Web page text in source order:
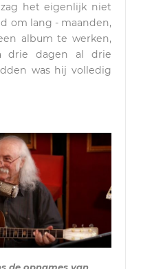
het eigenlijk niet
om lang - maanden,
album te werken,
drie dagen al drie
was hij volledig